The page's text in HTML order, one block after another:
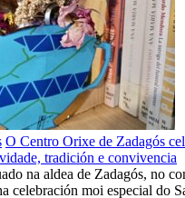
O Centro Orixe de Zadagós
tradición e convivencia
na aldea de Zadagós, no
celebración moi especial do